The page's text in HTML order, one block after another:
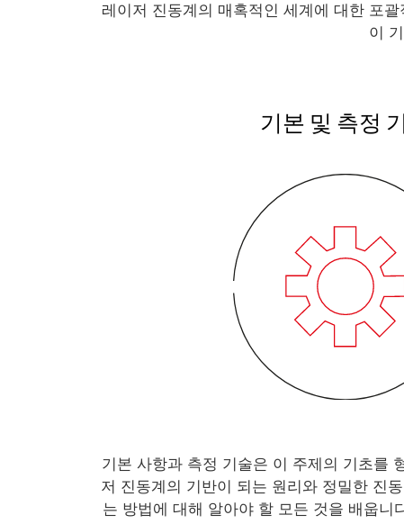
레이저 진동계의 매혹적인 세계에 대한 포
이
기본 및 측정
기본 사항과 측정 기술은 이 주제의 기초를
저 진동계의 기반이 되는 원리와 정밀한 진
는 방법에 대해 알아야 할 모든 것을 배웁니